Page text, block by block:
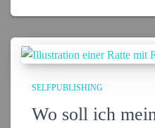
SELFPUBLISHING
Wo soll ich